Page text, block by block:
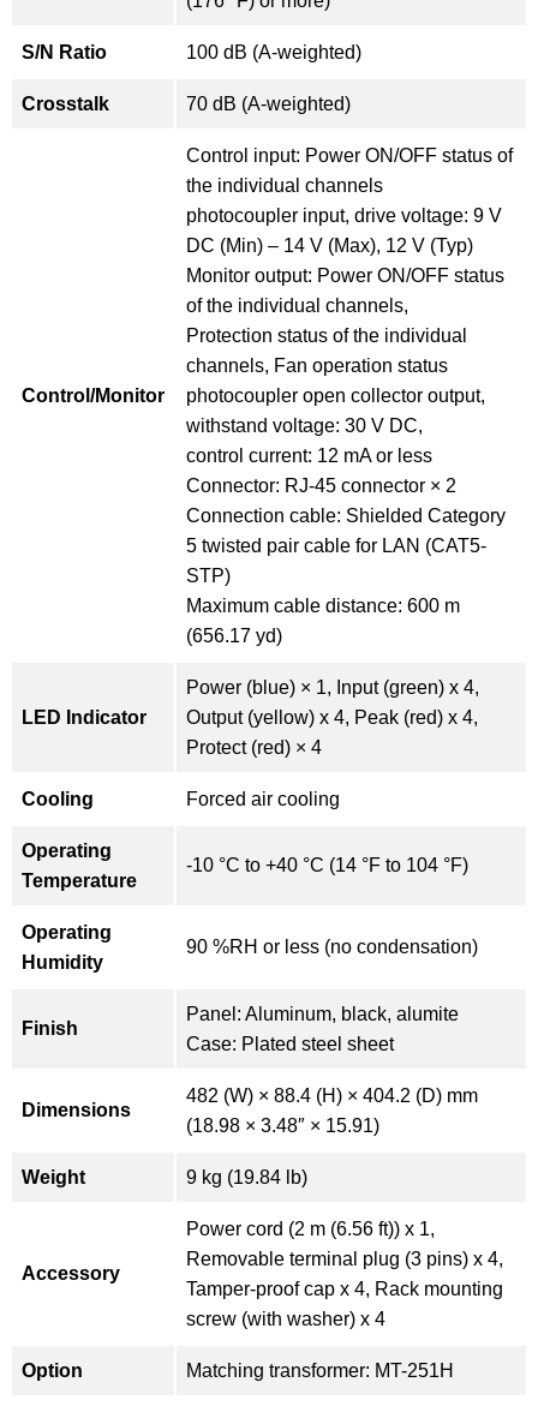
S/N Ratio 100 dB (A-weighted)
Crosstalk 70 dB (A-weighted)
Control/Monitor
Control input: Power ON/OFF status of
the individual channels
photocoupler input, drive voltage: 9 V
DC (Min) – 14 V (Max), 12 V (Typ)
Monitor output: Power ON/OFF status
of the individual channels,
Protection status of the individual
channels, Fan operation status
photocoupler open collector output,
withstand voltage: 30 V DC,
control current: 12 mA or less
Connector: RJ-45 connector × 2
Connection cable: Shielded Category
5 twisted pair cable for LAN (CAT5-
STP)
Maximum cable distance: 600 m
(656.17 yd)
LED Indicator
Power (blue) × 1, Input (green) x 4,
Output (yellow) x 4, Peak (red) x 4,
Protect (red) × 4
Cooling Forced air cooling
Operating
Temperature
-10 °C to +40 °C (14 °F to 104 °F)
Operating
Humidity
90 %RH or less (no condensation)
Finish
Panel: Aluminum, black, alumite
Case: Plated steel sheet
Dimensions
482 (W) × 88.4 (H) × 404.2 (D) mm
(18.98 × 3.48″ × 15.91)
Weight 9 kg (19.84 lb)
Accessory
Power cord (2 m (6.56 ft)) x 1,
Removable terminal plug (3 pins) x 4,
Tamper-proof cap x 4, Rack mounting
screw (with washer) x 4
Option Matching transformer: MT-251H